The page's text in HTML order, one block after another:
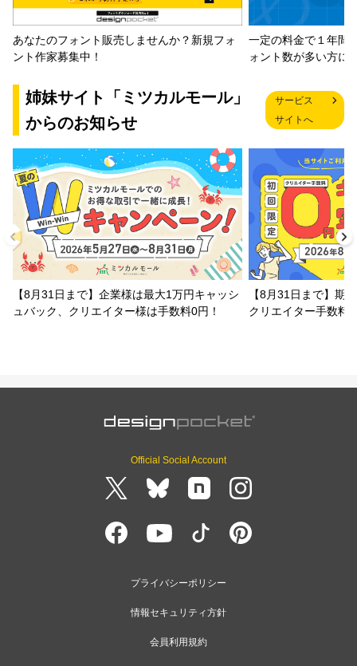
あなたのフォント販売しませんか？新規フォ
ント作家募集中！
一定の料金で１年間
ォント数が多い方に
姉妹サイト「ミツカルモール」
からのお知らせ
サービス
サイトへ
【8月31日まで】企業様は最大1万円キャッシ
ュバック、クリエイター様は手数料0円！
【8月31日まで】期
クリエイター手数料
Official Social Account
プライバシーポリシー
情報セキュリティ方針
会員利用規約